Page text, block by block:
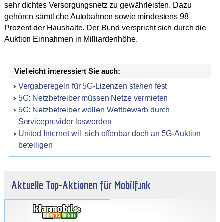
sehr dichtes Versorgungsnetz zu gewährleisten. Dazu
gehören sämtliche Autobahnen sowie mindestens 98
Prozent der Haushalte. Der Bund verspricht sich durch die
Auktion Einnahmen in Milliardenhöhe.
Vielleicht interessiert Sie auch:
Vergaberegeln für 5G-Lizenzen stehen fest
5G: Netzbetreiber müssen Netze vermieten
5G: Netzbetreiber wollen Wettbewerb durch
Serviceprovider loswerden
United Internet will sich offenbar doch an 5G-Auktion
beteiligen
Aktuelle Top-Aktionen für Mobilfunk